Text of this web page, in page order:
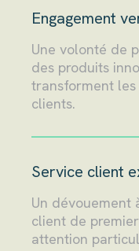
Engagement
Une volonté de
des produits
transforment
clients.
Service client
Un dévouement
client de
attention